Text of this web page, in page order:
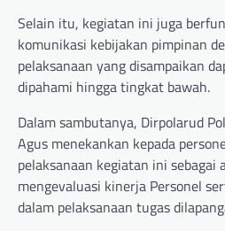
Selain itu, kegiatan ini juga
komunikasi kebijakan pimpinan
pelaksanaan yang disampaikan
dipahami hingga tingkat bawah.
Dalam sambutanya, Dirpolarud
Agus menekankan kepada
pelaksanaan kegiatan ini sebagai
mengevaluasi kinerja Personel
dalam pelaksanaan tugas